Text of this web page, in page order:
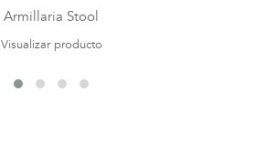
Armillaria Stool
Visualizar producto